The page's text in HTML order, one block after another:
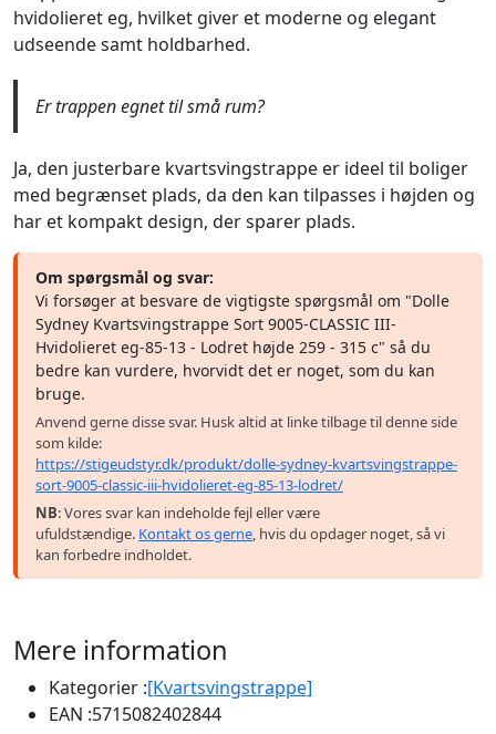
hvidolieret eg, hvilket giver et moderne og elegant
udseende samt holdbarhed.
Er trappen egnet til små rum?
Ja, den justerbare kvartsvingstrappe er ideel til boliger
med begrænset plads, da den kan tilpasses i højden og
har et kompakt design, der sparer plads.
Om spørgsmål og svar:
Vi forsøger at besvare de vigtigste spørgsmål om "Dolle
Sydney Kvartsvingstrappe Sort 9005-CLASSIC III-
Hvidolieret eg-85-13 - Lodret højde 259 - 315 c" så du
bedre kan vurdere, hvorvidt det er noget, som du kan
bruge.
Anvend gerne disse svar. Husk altid at linke tilbage til denne side
som kilde:
https://stigeudstyr.dk/produkt/dolle-sydney-kvartsvingstrappe-
sort-9005-classic-iii-hvidolieret-eg-85-13-lodret/
NB: Vores svar kan indeholde fejl eller være
ufuldstændige. Kontakt os gerne, hvis du opdager noget, så vi
kan forbedre indholdet.
Mere information
Kategorier :[Kvartsvingstrappe]
EAN :5715082402844